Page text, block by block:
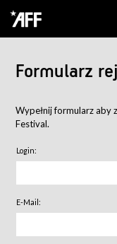
Formularz
Wypełnij formularz aby
Festival.
Login:
E-Mail: